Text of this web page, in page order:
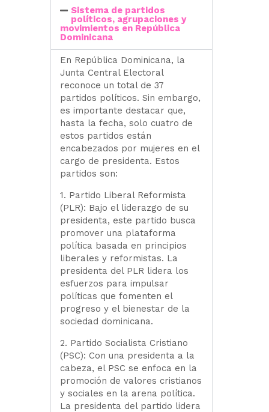
Sistema de partidos
políticos, agrupaciones y
movimientos en República
Dominicana
En República Dominicana, la
Junta Central Electoral
reconoce un total de 37
partidos políticos. Sin embargo,
es importante destacar que,
hasta la fecha, solo cuatro de
estos partidos están
encabezados por mujeres en el
cargo de presidenta. Estos
partidos son:
1. Partido Liberal Reformista
(PLR): Bajo el liderazgo de su
presidenta, este partido busca
promover una plataforma
política basada en principios
liberales y reformistas. La
presidenta del PLR lidera los
esfuerzos para impulsar
políticas que fomenten el
progreso y el bienestar de la
sociedad dominicana.
2. Partido Socialista Cristiano
(PSC): Con una presidenta a la
cabeza, el PSC se enfoca en la
promoción de valores cristianos
y sociales en la arena política.
La presidenta del partido lidera